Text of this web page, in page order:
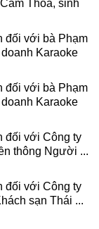
Thoa, sinh
đối với bà Phạm
Karaoke
đối với bà Phạm
Karaoke
đối với Công ty
thông Người ...
đối với Công ty
sạn Thái ...